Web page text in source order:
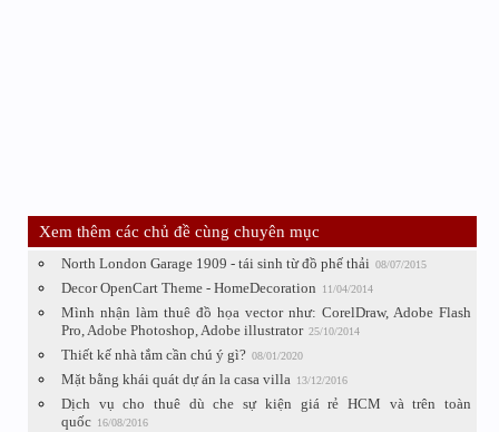
Xem thêm các chủ đề cùng chuyên mục
North London Garage 1909 - tái sinh từ đồ phế thải 08/07/2015
Decor OpenCart Theme - HomeDecoration 11/04/2014
Mình nhận làm thuê đồ họa vector như: CorelDraw, Adobe Flash
Pro, Adobe Photoshop, Adobe illustrator 25/10/2014
Thiết kế nhà tắm cần chú ý gì? 08/01/2020
Mặt bằng khái quát dự án la casa villa 13/12/2016
Dịch vụ cho thuê dù che sự kiện giá rẻ HCM và trên toàn
quốc 16/08/2016